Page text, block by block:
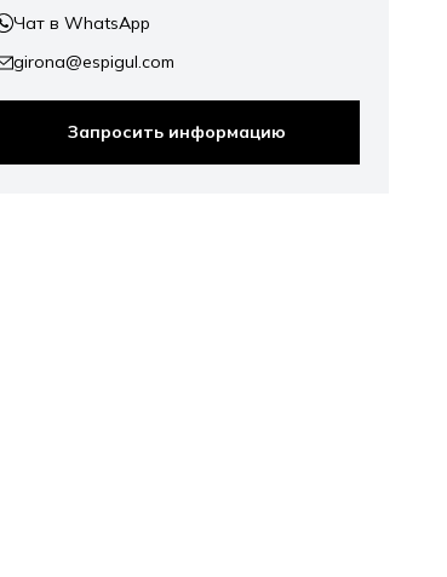
Чат в WhatsApp
girona@espigul.com
Запросить информацию